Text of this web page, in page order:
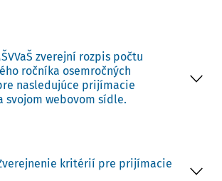
zverejní rozpis počtu
ročníka osemročných
nasledujúce prijímacie
svojom webovom sídle.
Zverejnenie kritérií pre prijímacie